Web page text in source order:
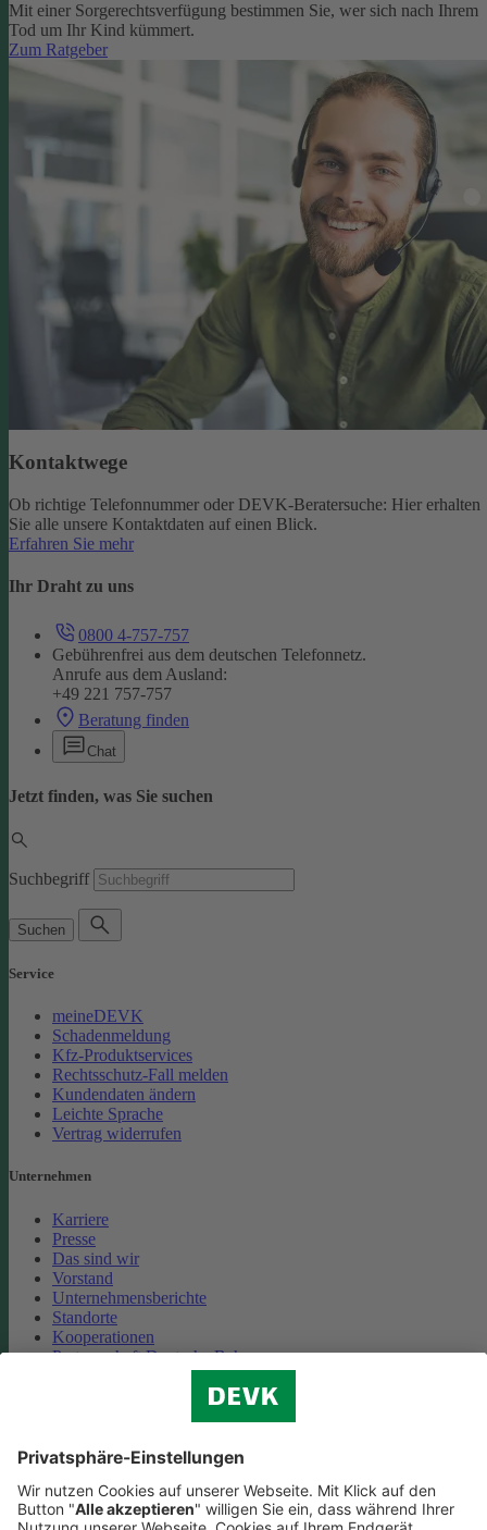
Mit einer Sorgerechtsverfügung bestimmen Sie, wer sich nach Ihrem
Tod um Ihr Kind kümmert.
Zum Ratgeber
Kontaktwege
Ob richtige Telefonnummer oder DEVK-Beratersuche: Hier erhalten
Sie alle unsere Kontaktdaten auf einen Blick.
Erfahren Sie mehr
Ihr Draht zu uns
0800 4-757-757
Gebührenfrei aus dem deutschen Telefonnetz.
Anrufe aus dem Ausland:
+49 221 757-757
Beratung finden
Chat
Jetzt finden, was Sie suchen
Suchbegriff
Suchen
Service
meineDEVK
Schadenmeldung
Kfz-Produktservices
Rechtsschutz-Fall melden
Kundendaten ändern
Leichte Sprache
Vertrag widerrufen
Unternehmen
Karriere
Presse
Das sind wir
Vorstand
Unternehmensberichte
Standorte
Kooperationen
Partnerschaft Deutsche Bahn